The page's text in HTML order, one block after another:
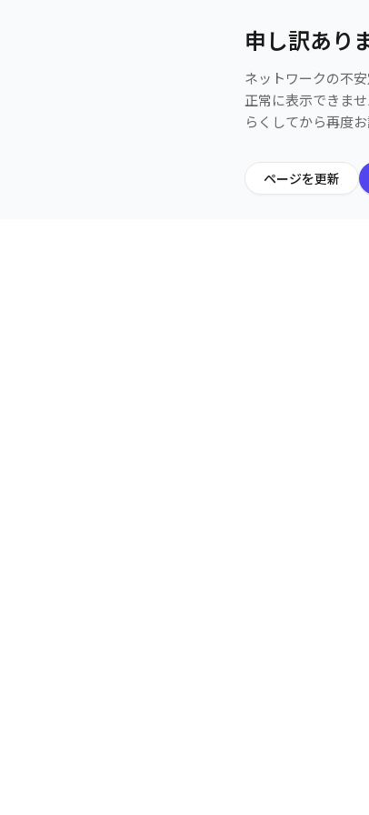
申し訳あり
ネットワークの不
正常に表示できま
らくしてから再度お
ページを更新